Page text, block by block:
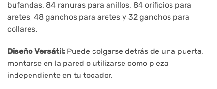
bufandas, 84 ranuras para anillos, 84 orificios para
aretes, 48 ganchos para aretes y 32 ganchos para
collares.
Diseño Versátil: Puede colgarse detrás de una puerta,
montarse en la pared o utilizarse como pieza
independiente en tu tocador.